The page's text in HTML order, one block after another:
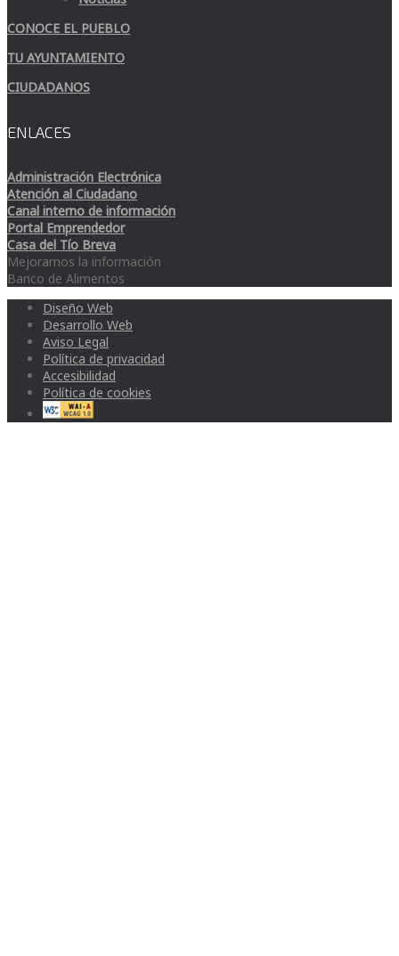
CONOCE EL PUEBLO
TU AYUNTAMIENTO
CIUDADANOS
ENLACES
Administración Electrónica
Atención al Ciudadano
Canal interno de información
Portal Emprendedor
Casa del Tío Breva
Mejoramos la información
Banco de Alimentos
Diseño Web
Desarrollo Web
Aviso Legal
Política de privacidad
Accesibilidad
Política de cookies